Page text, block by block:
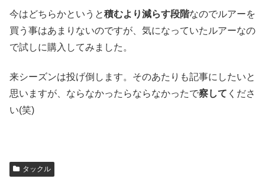
今はどちらかというと積むより減らす段階なのでルアーを
買う事はあまりないのですが、気になっていたルアーなの
で試しに購入してみました。
来シーズンは投げ倒します。そのあたりも記事にしたいと
思いますが、ならなかったらならなかったで察して くださ
い(笑)
タックル